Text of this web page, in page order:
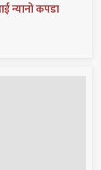
न्यानो कपडा